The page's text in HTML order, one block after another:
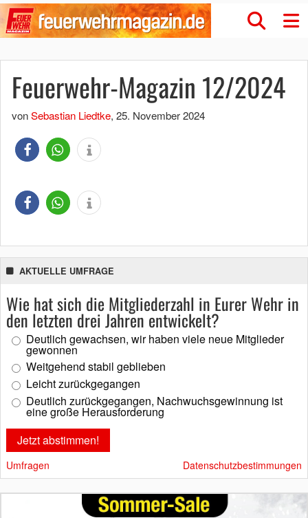
Feuerwehr-Magazin 12/2024
vonSebastian Liedtke, 25. November 2024
AKTUELLE UMFRAGE
Wie hat sich die Mitgliederzahl in Eurer Wehr in
den letzten drei Jahren entwickelt?
Deutlich gewachsen, wir haben viele neue Mitglieder
gewonnen
Weitgehend stabil geblieben
Leicht zurückgegangen
Deutlich zurückgegangen, Nachwuchsgewinnung ist
eine große Herausforderung
Umfragen Datenschutzbestimmungen